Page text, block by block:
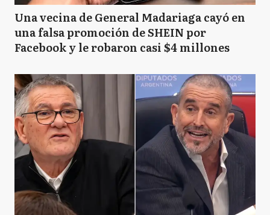
Una vecina de General Madariaga cayó en
una falsa promoción de SHEIN por
Facebook y le robaron casi $4 millones